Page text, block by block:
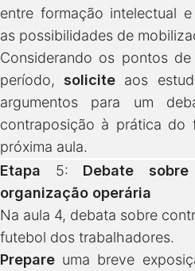
entre formação intelectual
as possibilidades de
Considerando os pontos
período,solicite aos
argumentos para um
contraposição à prática do
próxima aula.
Etapa 5: Debate
organização operária
Na aula 4, debata sobre
futebol dos trabalhadores.
Prepare uma breve